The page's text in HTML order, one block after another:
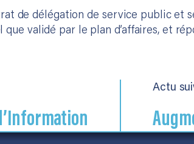
de délégation de service public et
validé par le plan d’affaires, et
Actu